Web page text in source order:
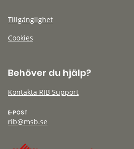
Tillgänglighet
Cookies
Behöver du hjälp?
Kontakta RIB Support
E-POST
rib@msb.se